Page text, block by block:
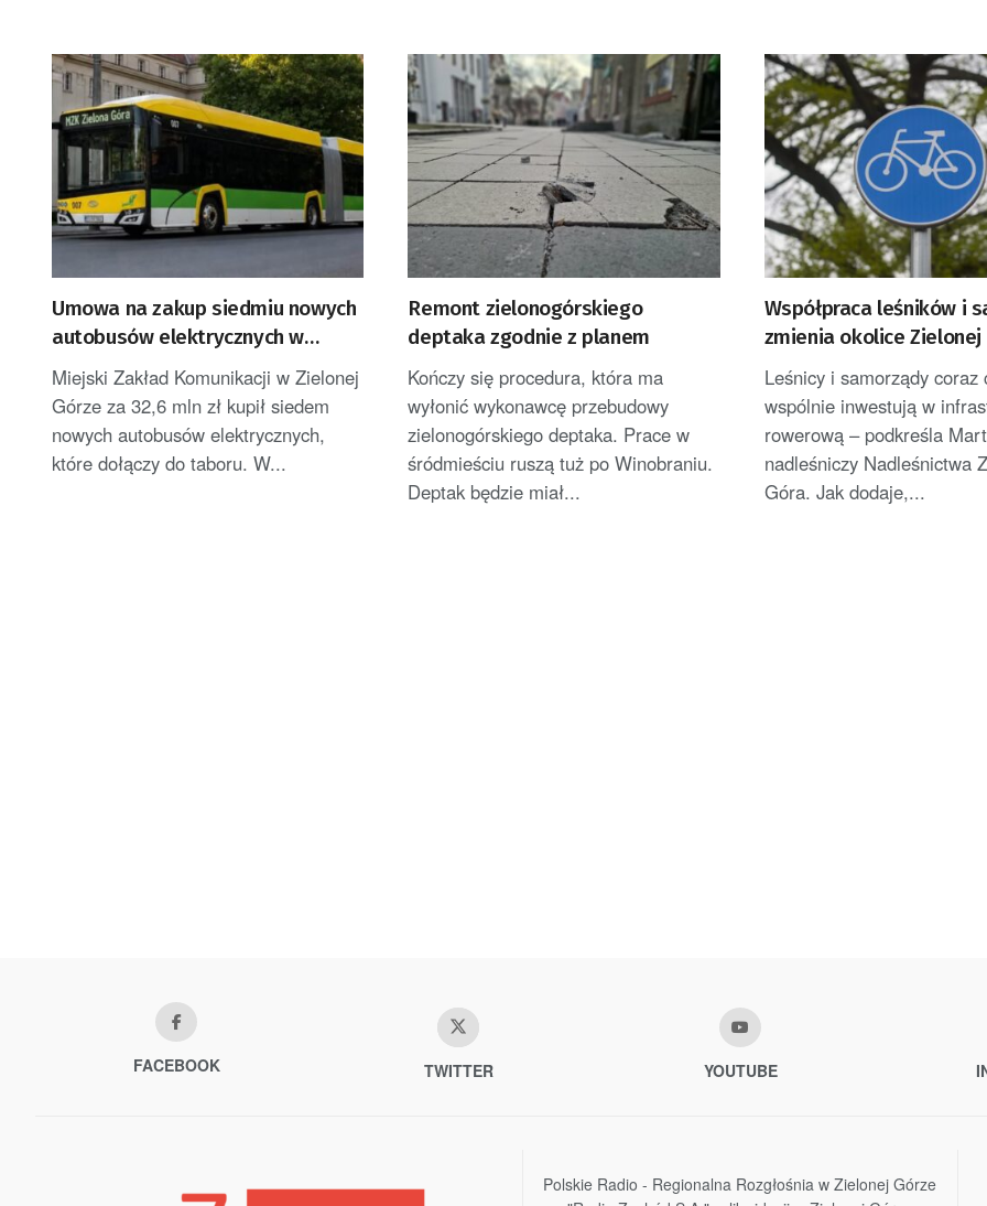
Umowa na zakup siedmiu nowych
autobusów elektrycznych w
Zielonej Górze
Miejski Zakład Komunikacji w Zielonej
Górze za 32,6 mln zł kupił siedem
nowych autobusów elektrycznych,
które dołączy do taboru. W...
Remont zielonogórskiego
deptaka zgodnie z planem
Kończy się procedura, która ma
wyłonić wykonawcę przebudowy
zielonogórskiego deptaka. Prace w
śródmieściu ruszą tuż po Winobraniu.
Deptak będzie miał...
Współpraca leśników i
zmienia okolice Zielonej
Powstają nowe ścieżki
Leśnicy i samorządy coraz
wspólnie inwestują w
rowerową – podkreśla
nadleśniczy Nadleśnictwa
Góra. Jak dodaje,...
FACEBOOK TWITTER YOUTUBE
Polskie Radio - Regionalna Rozgłośnia w Zielonej Górze